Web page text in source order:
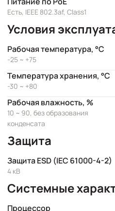
Есть, IEEE 802.3af, Class1
Условия
Рабочая температура, °C
-25 ~ +75
Температура хранения, °C
-30 ~ +80
Рабочая влажность, %
10 ~ 90, без образования
конденсата
Защита
Защита ESD (IEC 61000-4-2)
4 кВ
Системные
Процессор